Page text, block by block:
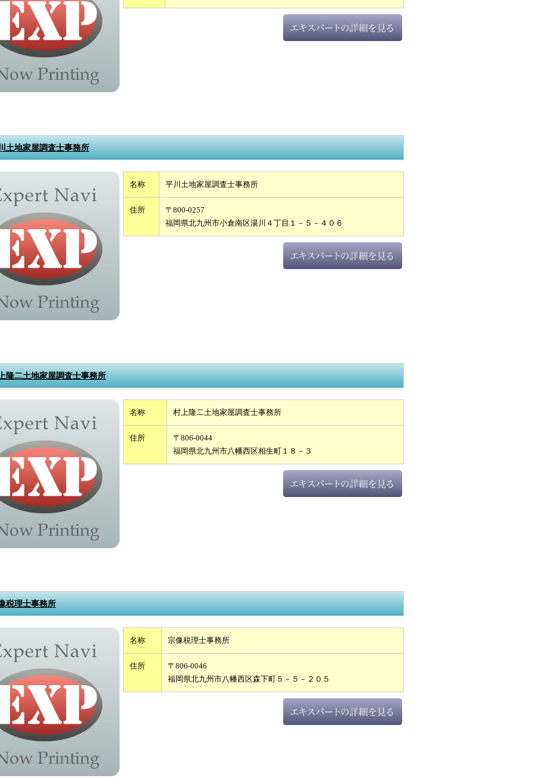
土地家屋調査士事務所
名称 平川土地家屋調査士事務所
住所
〒800-0257
福岡県北九州市小倉南区湯川４丁目１－５－４０６
隆二土地家屋調査士事務所
名称 村上隆二土地家屋調査士事務所
住所
〒806-0044
福岡県北九州市八幡西区相生町１８－３
税理士事務所
名称 宗像税理士事務所
住所
〒806-0046
福岡県北九州市八幡西区森下町５－５－２０５